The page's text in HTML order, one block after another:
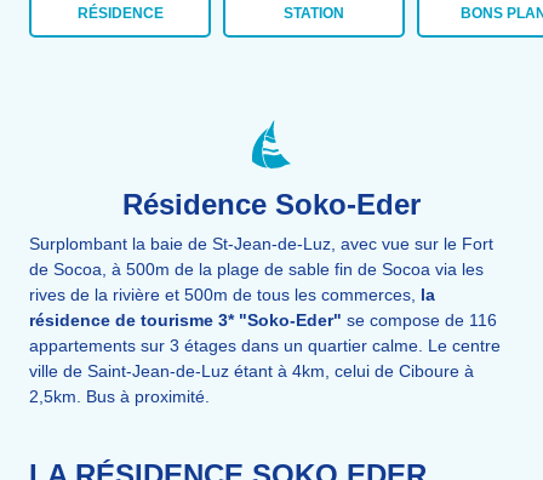
RÉSIDENCE STATION BONS
Résidence Soko-Eder
Surplombant la baie de St-Jean-de-Luz, avec vue sur le Fort
de Socoa, à 500m de la plage de sable fin de Socoa via les
rives de la rivière et 500m de tous les commerces, la
résidence de tourisme 3* "Soko-Eder" se compose de 116
appartements sur 3 étages dans un quartier calme. Le centre
ville de Saint-Jean-de-Luz étant à 4km, celui de Ciboure à
2,5km.
Bus à proximité.